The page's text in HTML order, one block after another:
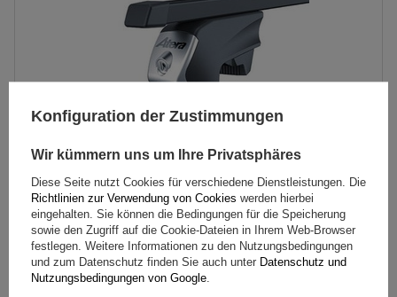
Atera RT 048422 Grundgestell (122 cm) Stahl für
Geländer
145,79 €inkl. MwSt
Konfiguration der Zustimmungen
Wir kümmern uns um Ihre Privatsphäres
Diese Seite nutzt Cookies für verschiedene Dienstleistungen. Die
Richtlinien zur Verwendung von Cookies werden hierbei
eingehalten. Sie können die Bedingungen für die Speicherung
sowie den Zugriff auf die Cookie-Dateien in Ihrem Web-Browser
festlegen. Weitere Informationen zu den Nutzungsbedingungen
und zum Datenschutz finden Sie auch unter Datenschutz und
Nutzungsbedingungen von Google.